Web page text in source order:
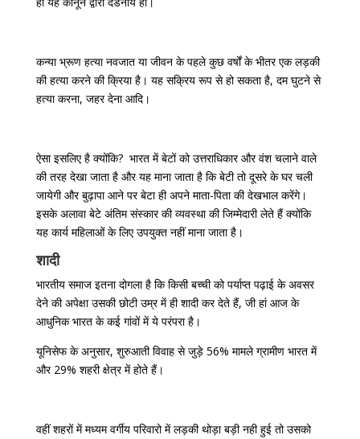
कन्या भ्रूण हत्या नवजात या जीवन के पहले कुछ वर्षों के भीतर एक लड़की
की हत्या करने की क्रिया है। यह सक्रिय रूप से हो सकता है, दम घुटने से
हत्या करना, जहर देना आदि।
ऐसा इसलिए है क्योंकि? भारत में बेटों को उत्तराधिकार और वंश चलाने वाले
की तरह देखा जाता है और यह माना जाता है कि बेटी तो दूसरे के घर चली
जायेगी और बुढ़ापा आने पर बेटा ही अपने माता-पिता की देखभाल करेंगे।
इसके अलावा बेटे अंतिम संस्कार की व्यवस्था की जिम्मेदारी लेते हैं क्योंकि
यह कार्य महिलाओं के लिए उपयुक्त नहीं माना जाता है।
शादी
भारतीय समाज इतना दोगला है कि किसी बच्ची को पर्याप्त पढ़ाई के अवसर
देने की अपेक्षा उसकी छोटी उम्र में ही शादी कर देते हैं, जी हां आज के
आधुनिक भारत के कई गांवों में ये परंपरा है।
यूनिसेफ के अनुसार, शुरुआती विवाह से जुड़े 56% मामले ग्रामीण भारत में
और 29% शहरी क्षेत्र में होते हैं।
वहीं शहरों में मध्यम वर्गीय परिवारो में लड़की थोड़ा बड़ी नही हुई तो उसको